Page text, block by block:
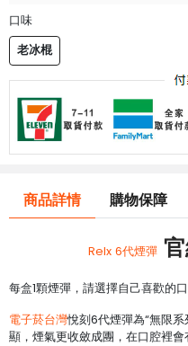
口味
老冰棍
商品詳情 購物保障
Relx 6代煙彈
每盒1顆煙彈，請選擇自己喜歡的口
電子菸台灣悅刻6代煙彈為“無限
顯，煙氣更收斂成團，在口腔裡會